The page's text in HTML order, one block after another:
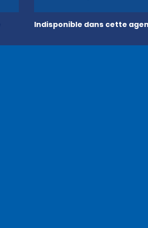
Indisponible dans cette